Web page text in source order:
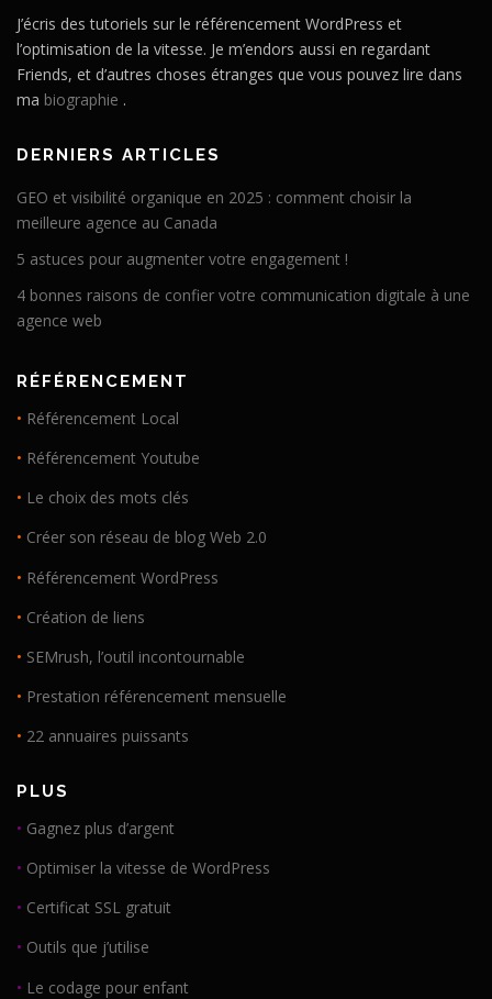
J’écris des tutoriels sur le référencement WordPress et
l’optimisation de la vitesse. Je m’endors aussi en regardant
Friends, et d’autres choses étranges que vous pouvez lire dans
ma biographie .
DERNIERS ARTICLES
GEO et visibilité organique en 2025 : comment choisir la
meilleure agence au Canada
5 astuces pour augmenter votre engagement !
4 bonnes raisons de confier votre communication digitale à une
agence web
RÉFÉRENCEMENT
• Référencement Local
• Référencement Youtube
• Le choix des mots clés
• Créer son réseau de blog Web 2.0
• Référencement WordPress
• Création de liens
• SEMrush, l’outil incontournable
• Prestation référencement mensuelle
• 22 annuaires puissants
PLUS
• Gagnez plus d’argent
• Optimiser la vitesse de WordPress
• Certificat SSL gratuit
• Outils que j’utilise
• Le codage pour enfant